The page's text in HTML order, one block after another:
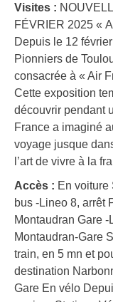
Visites :
FÉVRIER 2025 «
Depuis le 12
Pionniers de
consacrée à « Air
Cette exposition
découvrir pendant
France a imaginé
voyage jusque
l’art de vivre à la
Accès : En voiture
bus -Lineo 8, arrêt
Montaudran Gare
Montaudran-Gare
train, en 5 mn et
destination
Gare En vélo